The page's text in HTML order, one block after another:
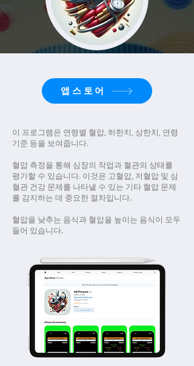
앱스토어
이 프로그램은 연령별 혈압, 하한치, 상한치, 연령
기준 등을 보여줍니다.
혈압 측정을 통해 심장의 작업과 혈관의 상태를
평가할 수 있습니다. 이것은 고혈압, 저혈압 및 심
혈관 건강 문제를 나타낼 수 있는 기타 혈압 문제
를 감지하는 데 중요한 절차입니다.
혈압을 낮추는 음식과 혈압을 높이는 음식이 모두
들어 있습니다.